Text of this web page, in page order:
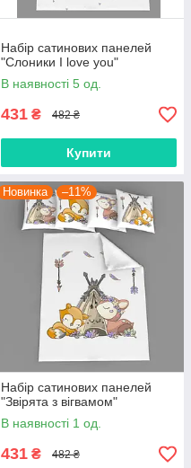
Набір сатинових панелей
"Слоники I love you"
В наявності 5 од.
431 ₴ 482 ₴
Купити
Новинка –11%
Набір сатинових панелей
"Звірята з вігвамом"
В наявності 1 од.
431 ₴ 482 ₴